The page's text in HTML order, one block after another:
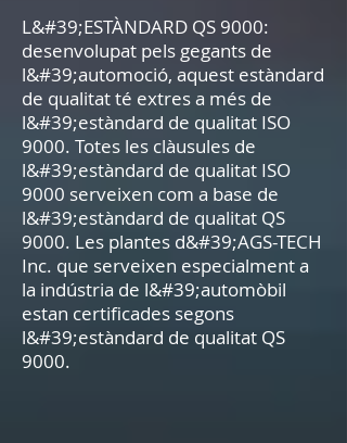
L&#39;ESTÀNDARD QS 9000:
desenvolupat pels gegants de
l&#39;automoció, aquest estàndard
de qualitat té extres a més de
l&#39;estàndard de qualitat ISO
9000. Totes les clàusules de
l&#39;estàndard de qualitat ISO
9000 serveixen com a base de
l&#39;estàndard de qualitat QS
9000. Les plantes d&#39;AGS-TECH
Inc. que serveixen especialment a
la indústria de l&#39;automòbil
estan certificades segons
l&#39;estàndard de qualitat QS
9000.